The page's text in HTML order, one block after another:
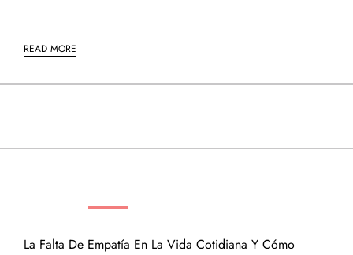
READ MORE
La Falta De Empatía En La Vida Cotidiana Y Cómo